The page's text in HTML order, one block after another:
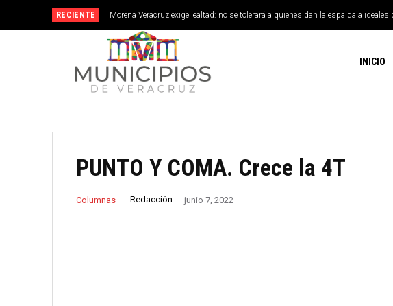
RECIENTE Morena Veracruz exige lealtad: no se tolerará a quienes dan la espalda a ideales
INICIO
PUNTO Y COMA. Crece la 4T
Columnas Redacción junio 7, 2022